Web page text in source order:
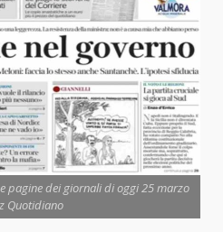
pagine dei giornali di oggi 25 marzo
Quotidiano